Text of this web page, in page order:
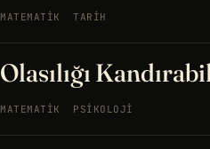
MATEMATIK TARIH
Olasılığı
MATEMATIK PSIKOLOJI